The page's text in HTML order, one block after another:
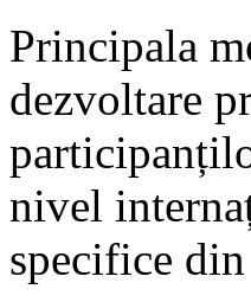
Principala
dezvoltare
nivel
specifice